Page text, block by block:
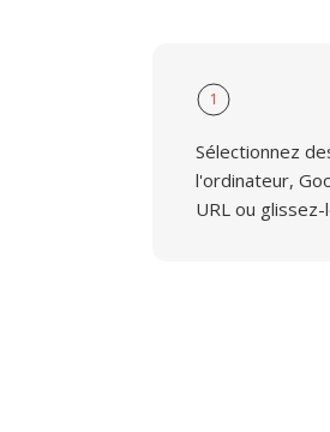
1
Sélectionnez
l'ordinateur,
URL ou